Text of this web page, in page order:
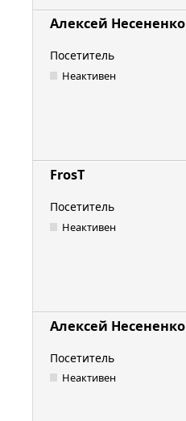
Алексей Несененко
Посетитель
Неактивен
FrosT
Посетитель
Неактивен
Алексей Несененко
Посетитель
Неактивен